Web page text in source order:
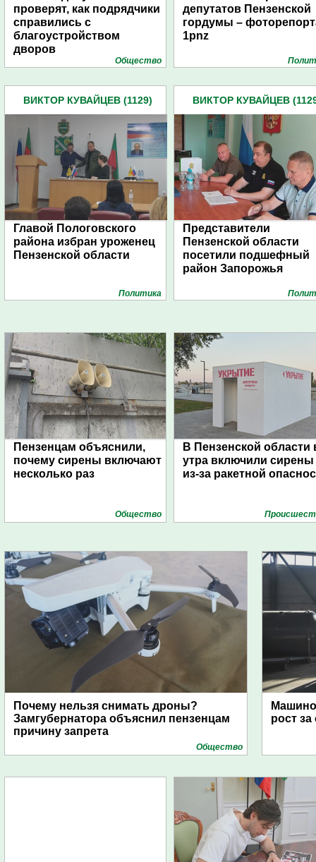
проверят, как подрядчики
справились с
благоустройством
дворов
Общество
депутатов Пензенской
гордумы –
1pnz
ВИКТОР КУВАЙЦЕВ (1129)
Главой Пологовского
района избран уроженец
Пензенской области
Политика
ВИКТОР КУВАЙЦЕВ
Представители
Пензенской области
посетили подшефный
район Запорожья
Пензенцам объяснили,
почему сирены включают
несколько раз
Общество
В Пензенской области
утра включили сирены
из-за ракетной
Почему нельзя снимать дроны?
Замгубернатора объяснил пензенцам
причину запрета
Общество
рост за